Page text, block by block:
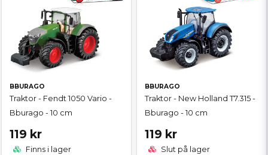
BBURAGO
Traktor - Fendt 1050 Vario -
Bburago - 10 cm
119 kr
Finns i lager
BBURAGO
Traktor - New Holland T7.315 -
Bburago - 10 cm
119 kr
Slut på lager